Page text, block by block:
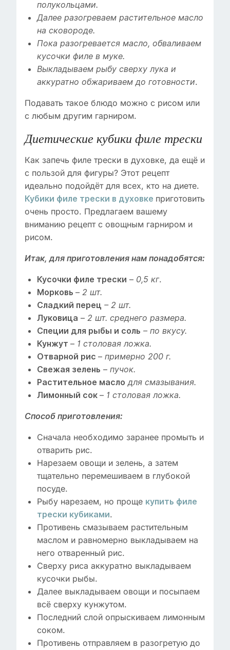
полукольцами.
Далее разогреваем растительное масло
на сковороде.
Пока разогревается масло, обваливаем
кусочки филе в муке.
Выкладываем рыбу сверху лука и
аккуратно обжариваем до готовности.
Подавать такое блюдо можно с рисом или
с любым другим гарниром.
Диетические кубики филе трески
Как запечь филе трески в духовке, да ещё и
с пользой для фигуры? Этот рецепт
идеально подойдёт для всех, кто на диете.
Кубики филе трески в духовке приготовить
очень просто. Предлагаем вашему
вниманию рецепт с овощным гарниром и
рисом.
Итак, для приготовления нам понадобятся:
Кусочки филе трески – 0,5 кг.
Морковь – 2 шт.
Сладкий перец – 2 шт.
Луковица – 2 шт. среднего размера.
Специи для рыбы и соль – по вкусу.
Кунжут – 1 столовая ложка.
Отварной рис – примерно 200 г.
Свежая зелень – пучок.
Растительное масло для смазывания.
Лимонный сок – 1 столовая ложка.
Способ приготовления:
Сначала необходимо заранее промыть и
отварить рис.
Нарезаем овощи и зелень, а затем
тщательно перемешиваем в глубокой
посуде.
Рыбу нарезаем, но проще купить филе
трески кубиками.
Противень смазываем растительным
маслом и равномерно выкладываем на
него отваренный рис.
Сверху риса аккуратно выкладываем
кусочки рыбы.
Далее выкладываем овощи и посыпаем
всё сверху кунжутом.
Последний слой опрыскиваем лимонным
соком.
Противень отправляем в разогретую до